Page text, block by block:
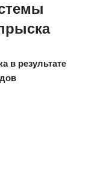
в результате